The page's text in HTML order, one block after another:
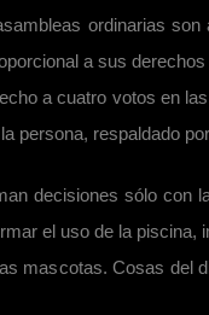
ordinarias
a sus
a cuatro votos en
persona, respaldado
decisiones sólo con
el uso de la
mascotas. Cosas del